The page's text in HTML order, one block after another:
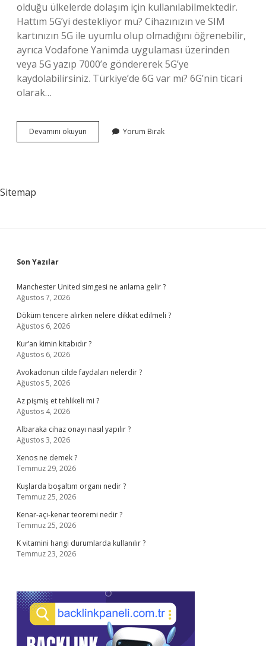
olduğu ülkelerde dolaşım için kullanılabilmektedir.
Hattım 5G’yi destekliyor mu? Cihazınızın ve SIM
kartınızın 5G ile uyumlu olup olmadığını öğrenebilir,
ayrıca Vodafone Yanimda uygulaması üzerinden
veya 5G yazıp 7000’e göndererek 5G’ye
kaydolabilirsiniz. Türkiye’de 6G var mı? 6G’nin ticari
olarak…
Devamını okuyun
5G
Yorum Bırak
Sitemap
Sidebar
Son Yazılar
Manchester United simgesi ne anlama gelir ?
Ağustos 7, 2026
Döküm tencere alırken nelere dikkat edilmeli ?
Ağustos 6, 2026
Kur’an kimin kitabıdır ?
Ağustos 6, 2026
Avokadonun cilde faydaları nelerdir ?
Ağustos 5, 2026
Az pişmiş et tehlikeli mi ?
Ağustos 4, 2026
Albaraka cihaz onayı nasıl yapılır ?
Ağustos 3, 2026
Xenos ne demek ?
Temmuz 29, 2026
Kuşlarda boşaltım organı nedir ?
Temmuz 25, 2026
Kenar-açı-kenar teoremi nedir ?
Temmuz 25, 2026
K vitamini hangi durumlarda kullanılır ?
Temmuz 23, 2026